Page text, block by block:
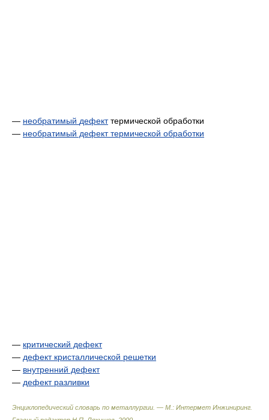
— необратимый дефекттермической обработки
— необратимый дефект термической обработки
— критический дефект
— дефект кристаллической решетки
— внутренний дефект
— дефект разливки
Энциклопедический словарь по металлургии. — М.: Интермет Инжиниринг